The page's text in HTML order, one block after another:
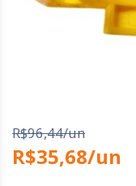
R$96,44/un
R$35,68/un